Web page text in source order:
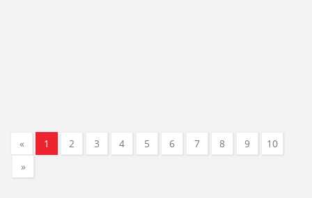
« 1 2 3 4 5 6 7 8 9
10
»